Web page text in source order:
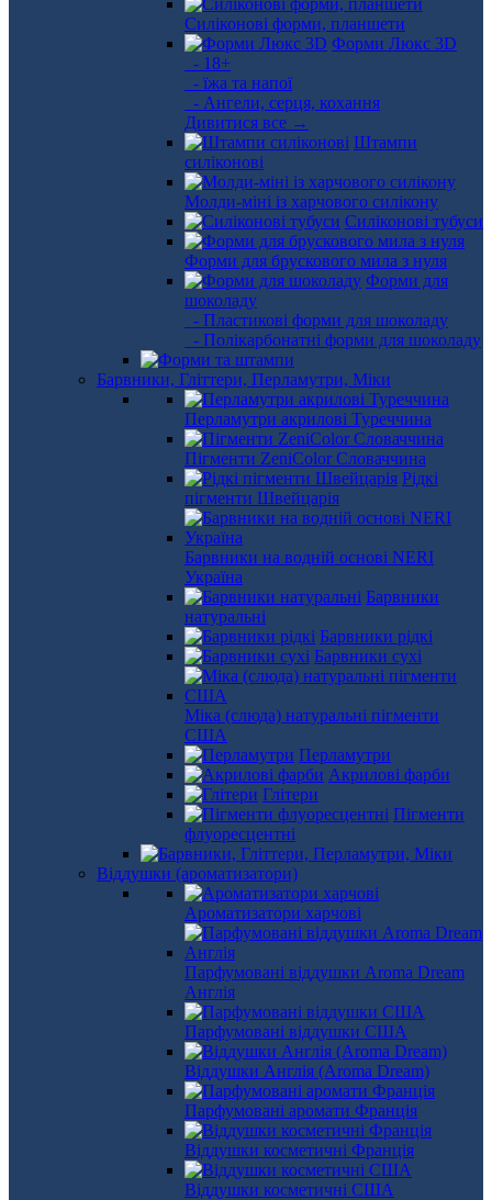
Силіконові форми, планшети
Форми Люкс 3D
- 18+
- їжа та напої
- Ангели, серця, кохання
Дивитися все →
Штампи
силіконові
Молди-міні із харчового силікону
Силіконові тубуси
Форми для брускового мила з нуля
Форми для
шоколаду
- Пластикові форми для шоколаду
- Полікарбонатні форми для шоколаду
Барвники, Гліттери, Перламутри, Міки
Перламутри акрилові Туреччина
Пігменти ZeniColor Словаччина
Рідкі
пігменти Швейцарія
Барвники на водній основі NERI
Україна
Барвники
натуральні
Барвники рідкі
Барвники сухі
Міка (слюда) натуральні пігменти
США
Перламутри
Акрилові фарби
Глітери
Пігменти
флуоресцентні
Віддушки (ароматизатори)
Ароматизатори харчові
Парфумовані віддушки Aroma Dream
Англія
Парфумовані віддушки США
Віддушки Англія (Aroma Dream)
Парфумовані аромати Франція
Віддушки косметичні Франція
Віддушки косметичні США